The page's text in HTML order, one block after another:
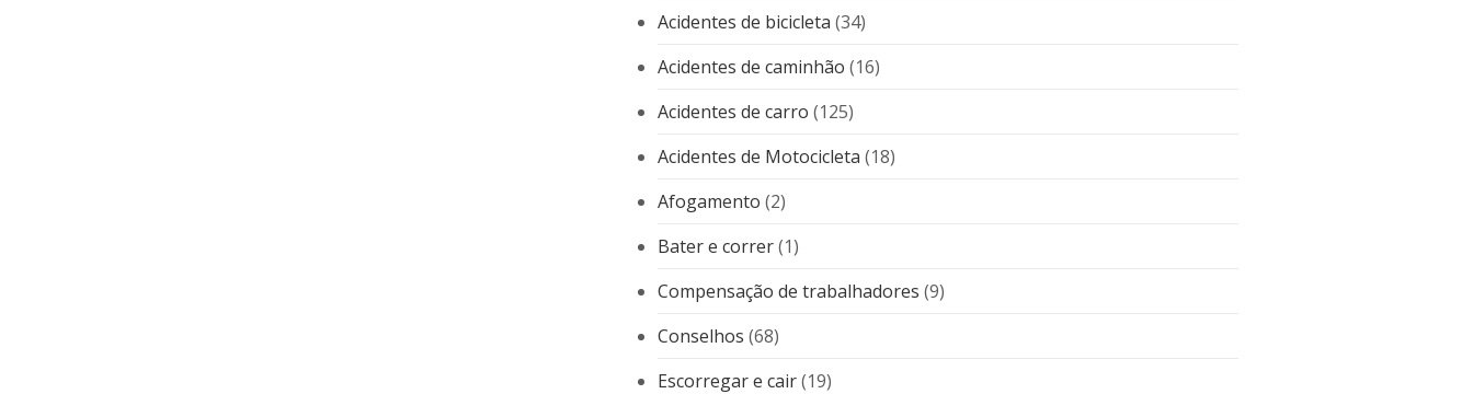
Acidentes de bicicleta (34)
Acidentes de caminhão (16)
Acidentes de carro (125)
Acidentes de Motocicleta (18)
Afogamento (2)
Bater e correr(1)
Compensação de trabalhadores (9)
Conselhos (68)
Escorregar e cair(19)